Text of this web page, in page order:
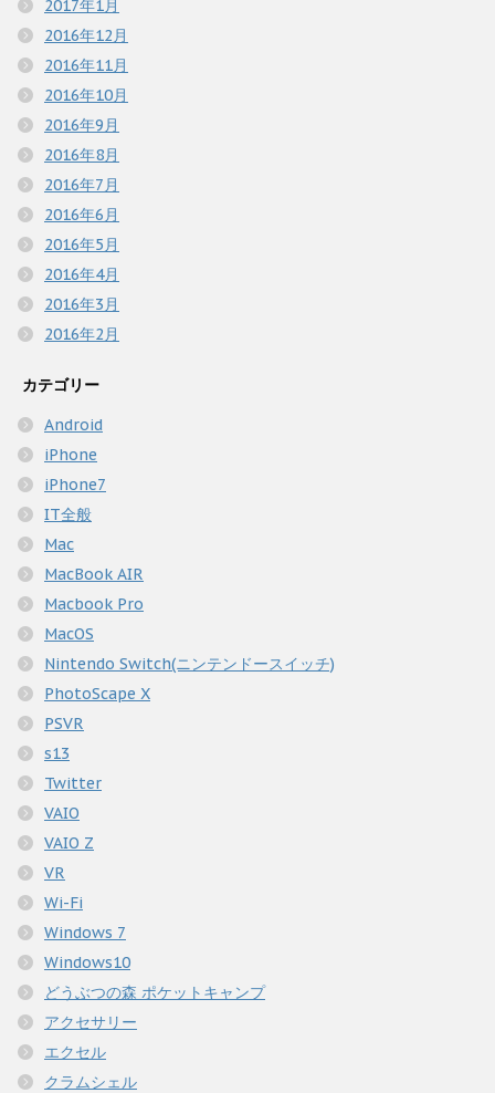
2017年1月
2016年12月
2016年11月
2016年10月
2016年9月
2016年8月
2016年7月
2016年6月
2016年5月
2016年4月
2016年3月
2016年2月
カテゴリー
Android
iPhone
iPhone7
IT全般
Mac
MacBook AIR
Macbook Pro
MacOS
Nintendo Switch(ニンテンドースイッチ)
PhotoScape X
PSVR
s13
Twitter
VAIO
VAIO Z
VR
Wi-Fi
Windows 7
Windows10
どうぶつの森 ポケットキャンプ
アクセサリー
エクセル
クラムシェル